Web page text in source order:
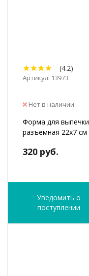
(4.2)
Артикул: 13973
Нет в наличии
Форма для выпечки
разъемная 22х7 см
320 руб.
Уведомить о
поступлении